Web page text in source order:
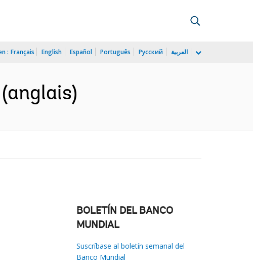
: Français English Español Português Русский العربية
BOLETÍN DEL BANCO
MUNDIAL
Suscríbase al boletín semanal del
Banco Mundial